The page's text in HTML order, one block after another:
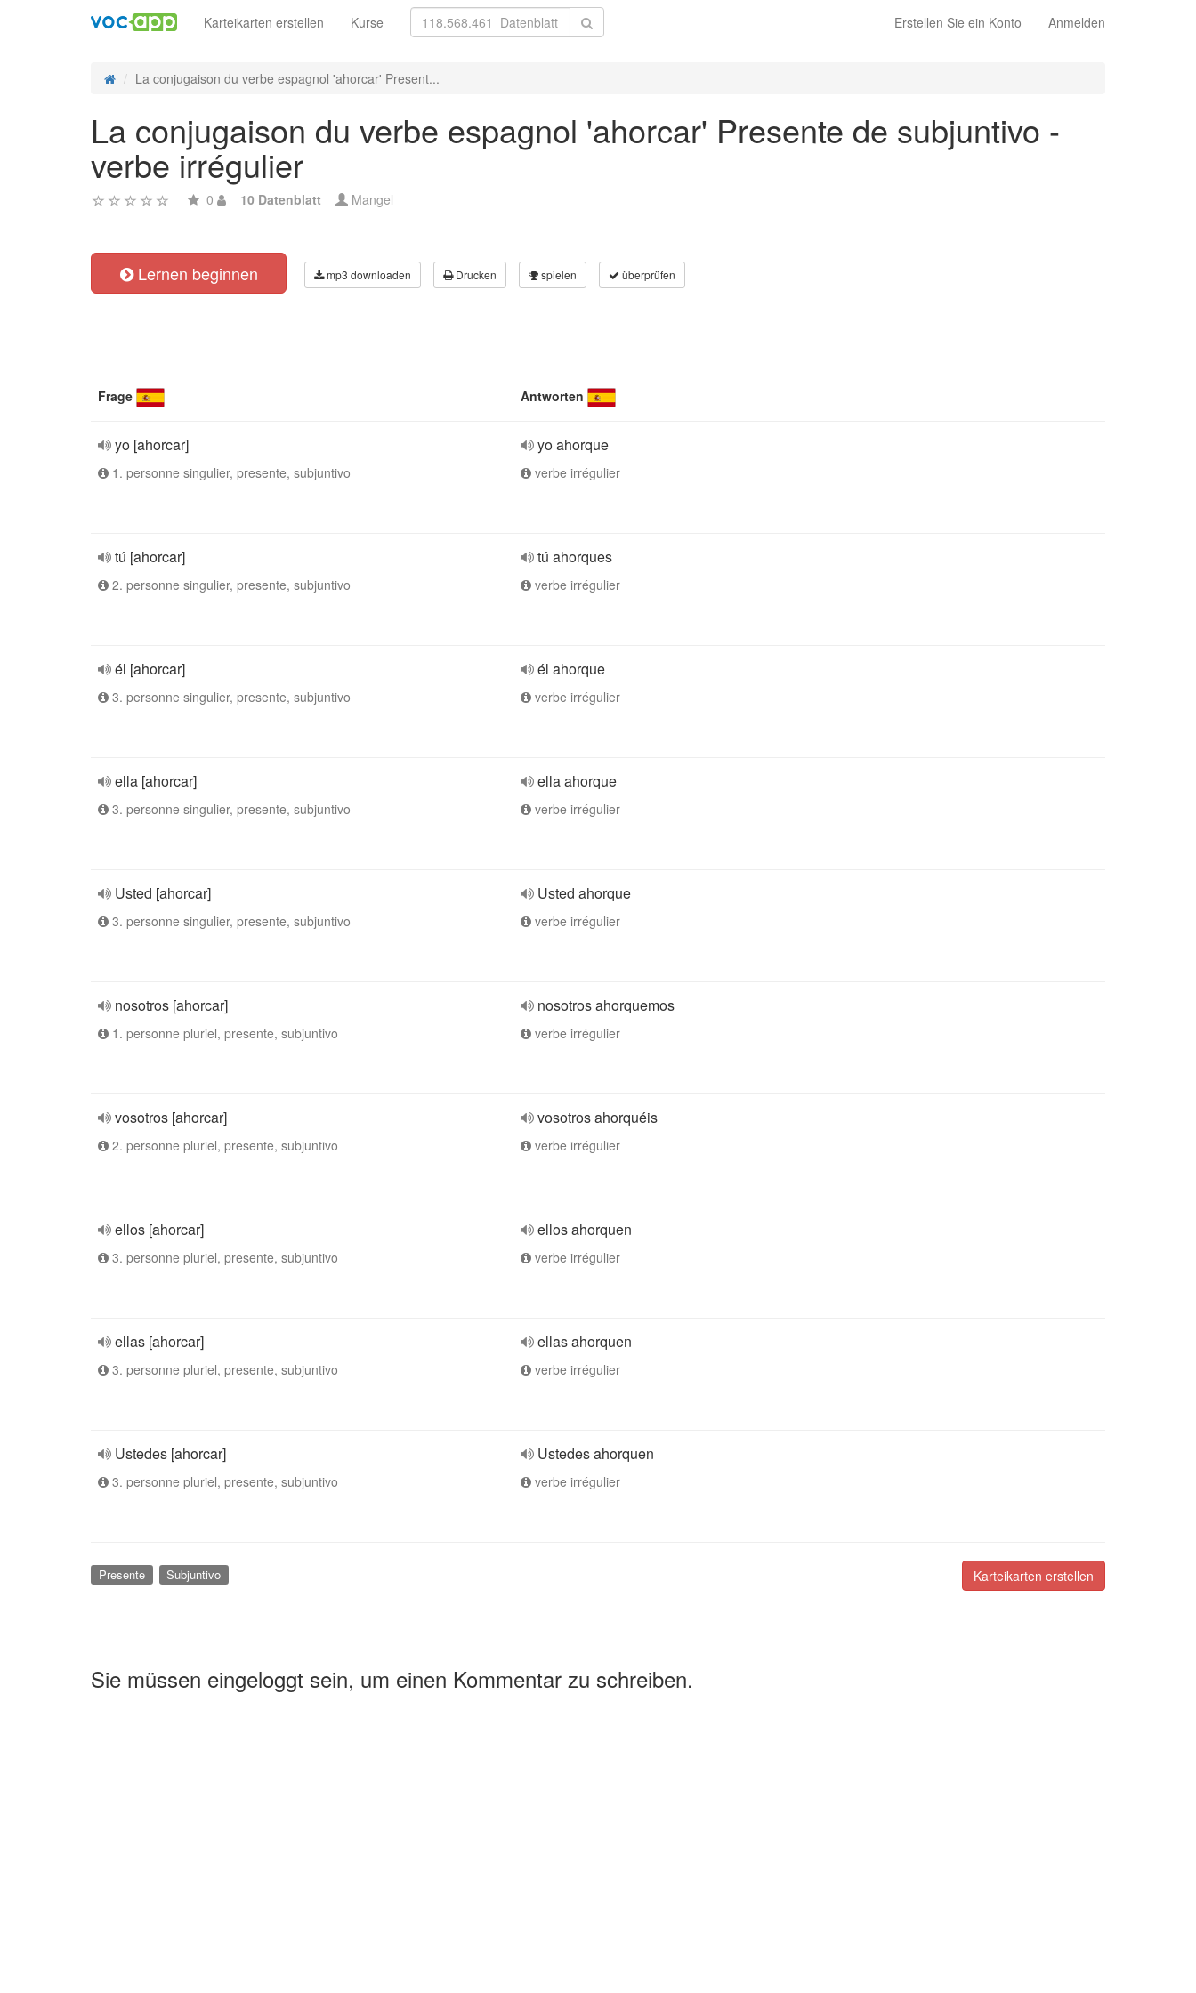
Erstellen Sie ein Konto Anmelden
Karteikarten erstellen Kurse
La conjugaison du verbe espagnol 'ahorcar' Present...
La conjugaison du verbe espagnol 'ahorcar' Presente de subjuntivo -
verbe irrégulier
0 10 Datenblatt Mangel
Lernen beginnen mp3 downloaden Drucken spielen überprüfen
Frage Antworten
yo [ahorcar]
1. personne singulier, presente, subjuntivo
yo ahorque
verbe irrégulier
tú [ahorcar]
2. personne singulier, presente, subjuntivo
tú ahorques
verbe irrégulier
él [ahorcar]
3. personne singulier, presente, subjuntivo
él ahorque
verbe irrégulier
ella [ahorcar]
3. personne singulier, presente, subjuntivo
ella ahorque
verbe irrégulier
Usted [ahorcar]
3. personne singulier, presente, subjuntivo
Usted ahorque
verbe irrégulier
nosotros [ahorcar]
1. personne pluriel, presente, subjuntivo
nosotros ahorquemos
verbe irrégulier
vosotros [ahorcar]
2. personne pluriel, presente, subjuntivo
vosotros ahorquéis
verbe irrégulier
ellos [ahorcar]
3. personne pluriel, presente, subjuntivo
ellos ahorquen
verbe irrégulier
ellas [ahorcar]
3. personne pluriel, presente, subjuntivo
ellas ahorquen
verbe irrégulier
Ustedes [ahorcar]
3. personne pluriel, presente, subjuntivo
Ustedes ahorquen
verbe irrégulier
Karteikarten erstellen
Presente Subjuntivo
Sie müssen eingeloggt sein, um einen Kommentar zu schreiben.